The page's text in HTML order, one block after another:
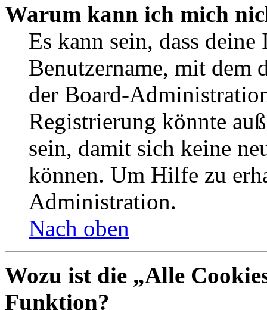
Warum kann ich mich
Es kann sein, dass
Benutzername, mit dem
der Board-
Registrierung könnte
sein, damit sich keine
können. Um Hilfe zu
Administration.
Nach oben
Wozu ist die „Alle
Funktion?